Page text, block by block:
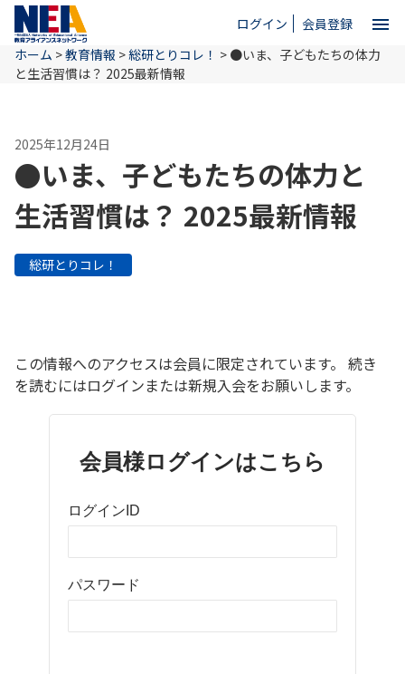
ログイン 会員登録 menu
ホーム
NEAとは
教育情報
ホーム >教育情報 >総研とりコレ！ > ●いま、子どもたちの体力
と生活習慣は？ 2025最新情報
2025年12月24日
●いま、子どもたちの体力と
生活習慣は？ 2025最新情報
総研とりコレ！
この情報へのアクセスは会員に限定されています。 続き
を読むにはログインまたは新規入会をお願いします。
会員様ログインはこちら
ログインID
パスワード